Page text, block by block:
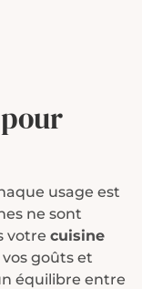
usage est
ne sont
votre cuisine
goûts et
équilibre entre